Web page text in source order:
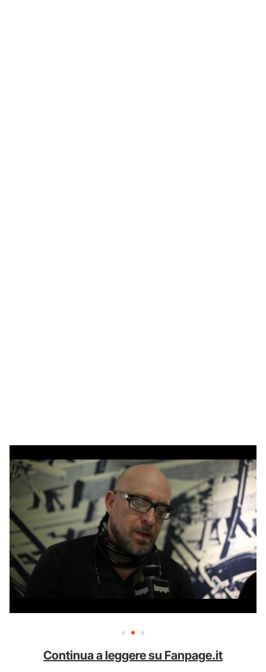
Continua a leggere su Fanpage.it